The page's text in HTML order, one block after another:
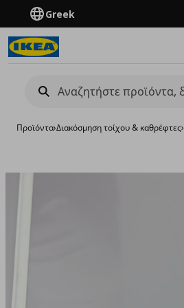
Greek
Προϊόντα›Διακόσμηση τοίχου & καθρέφτες›